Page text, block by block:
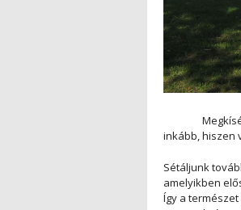
Megkísérlek
inkább, hiszen
Sétáljunk
amelyikben
Így a